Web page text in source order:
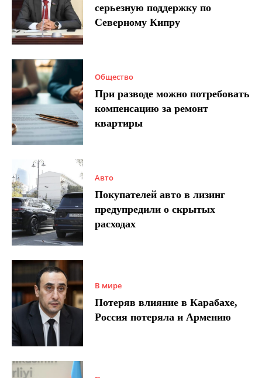
серьезную поддержку по
Северному Кипру
Общество
При разводе можно потребовать
компенсацию за ремонт
квартиры
Авто
Покупателей авто в лизинг
предупредили о скрытых
расходах
В мире
Потеряв влияние в Карабахе,
Россия потеряла и Армению